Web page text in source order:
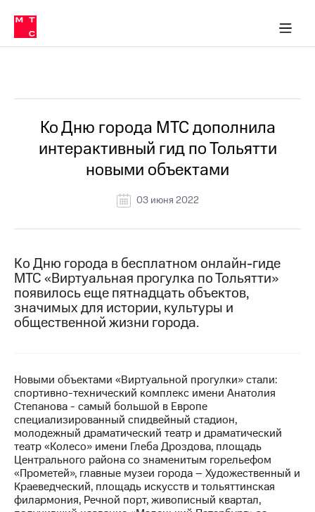
Медиа-центр
и акционерам
Устойчивое развитие
Комплаенс и деловая этика
компании
Карьера
История
компании
Руководство
информация
Контакты
Медиа-центр
Пресс-
релизы
Достижения
Интервью
Финансовая
отчетность
Контакты
Пригласить
в МТС
Пресс-
релизы
о технологиях
Ко Дню города МТС дополнила
интерактивный гид по Тольятти
новыми объектами
03 июня 2022
Ко Дню города в бесплатном онлайн-гиде
МТС «Виртуальная прогулка по Тольятти»
появилось еще пятнадцать объектов,
значимых для истории, культуры и
общественной жизни города.
Новыми объектами «Виртуальной прогулки» стали:
спортивно-технический комплекс имени Анатолия
Степанова - самый большой в Европе
специализированный спидвейный стадион,
молодежный драматический театр и драматический
театр «Колесо» имени Глеба Дроздова, площадь
Центрального района со знаменитым горельефом
«Прометей», главные музеи города – Художественный и
Краеведческий, площадь искусств и тольяттинская
филармония, Речной порт, живописный квартал,